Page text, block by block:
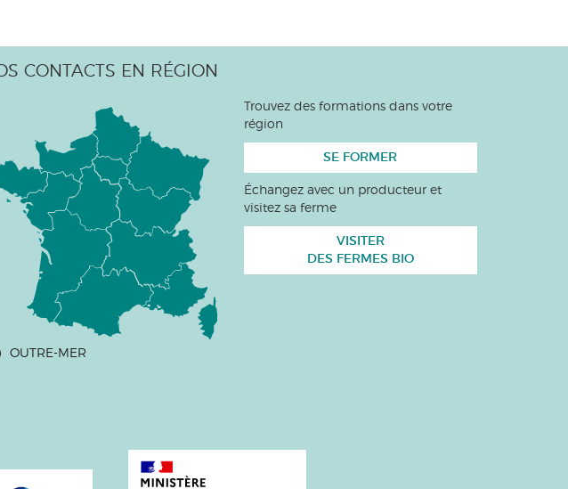
CONTACTS EN RÉGION
OUTRE-MER
Trouvez des formations dans votre
région
SE FORMER
Échangez avec un producteur et
visitez sa ferme
VISITER
DES FERMES BIO